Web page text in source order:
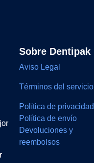
Sobre Dentipak
Aviso Legal
Términos del servicio
Política de privacidad
Política de envío
Devoluciones y
reembolsos